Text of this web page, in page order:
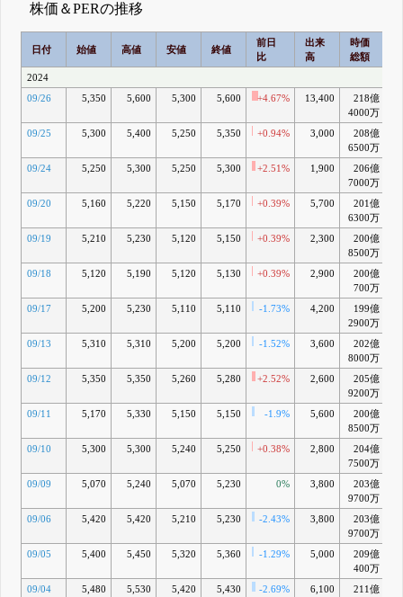
株価＆PERの推移
日付 始値 高値 安値 終値
前日
比
出来
高
時価
総額
2024
09/26
5,350 5,600 5,300 5,600 +4.67% 13,400
218億
4000万
09/25 5,300 5,400 5,250 5,350 +0.94% 3,000
208億
6500万
09/24 5,250 5,300 5,250 5,300 +2.51% 1,900
206億
7000万
09/20 5,160 5,220 5,150 5,170 +0.39% 5,700
201億
6300万
09/19 5,210 5,230 5,120 5,150 +0.39% 2,300
200億
8500万
09/18 5,120 5,190 5,120 5,130 +0.39% 2,900
200億
700万
09/17 5,200 5,230 5,110 5,110 -1.73% 4,200
199億
2900万
09/13 5,310 5,310 5,200 5,200 -1.52% 3,600
202億
8000万
09/12 5,350 5,350 5,260 5,280 +2.52% 2,600
205億
9200万
09/11 5,170 5,330 5,150 5,150 -1.9% 5,600
200億
8500万
09/10 5,300 5,300 5,240 5,250 +0.38% 2,800
204億
7500万
09/09 5,070 5,240 5,070 5,230 0% 3,800
203億
9700万
09/06 5,420 5,420 5,210 5,230 -2.43% 3,800
203億
9700万
09/05 5,400 5,450 5,320 5,360 -1.29% 5,000
209億
400万
09/04 5,480 5,530 5,420 5,430 -2.69% 6,100
211億